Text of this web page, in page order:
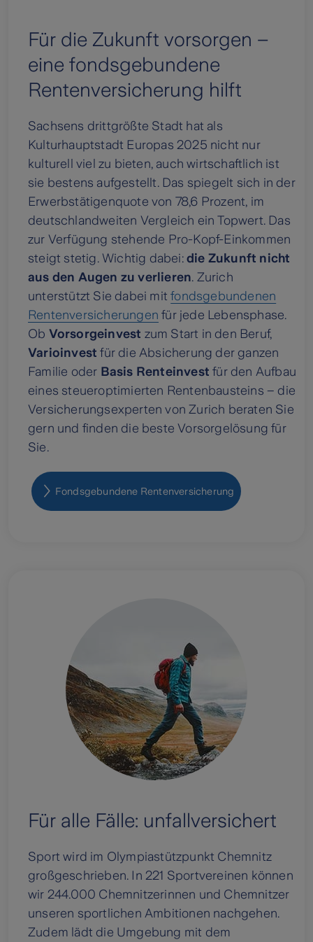
Für die Zukunft vorsorgen –
eine fondsgebundene
Rentenversicherung hilft
Sachsens drittgrößte Stadt hat als
Kulturhauptstadt Europas 2025 nicht nur
kulturell viel zu bieten, auch wirtschaftlich ist
sie bestens aufgestellt. Das spiegelt sich in der
Erwerbstätigenquote von 78,6 Prozent, im
deutschlandweiten Vergleich ein Topwert. Das
zur Verfügung stehende Pro-Kopf-Einkommen
steigt stetig. Wichtig dabei: die Zukunft nicht
aus den Augen zu verlieren. Zurich
unterstützt Sie dabei mitfondsgebundenen
Rentenversicherungen für jede Lebensphase.
Ob Vorsorgeinvest zum Start in den Beruf,
Varioinvest für die Absicherung der ganzen
Familie oder Basis Renteinvest für den Aufbau
eines steueroptimierten Rentenbausteins – die
Versicherungsexperten von Zurich beraten Sie
gern und finden die beste Vorsorgelösung für
Sie.
Fondsgebundene Rentenversicherung
Für alle Fälle: unfallversichert
Sport wird im Olympiastützpunkt Chemnitz
großgeschrieben. In 221 Sportvereinen können
wir 244.000 Chemnitzerinnen und Chemnitzer
unseren sportlichen Ambitionen nachgehen.
Zudem lädt die Umgebung mit dem